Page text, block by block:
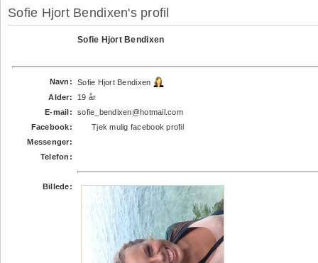
Sofie Hjort Bendixen's profil
Sofie Hjort Bendixen
Navn:
Sofie Hjort Bendixen
Alder:
19 år
E-mail:
sofie_bendixen@hotmail.com
Facebook:
Tjek mulig facebook profil
Messenger:
Telefon:
Billede: